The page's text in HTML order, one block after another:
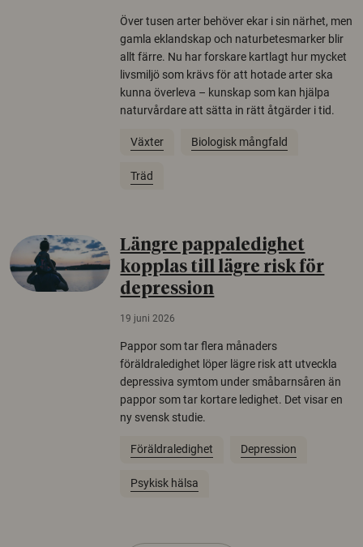
Över tusen arter behöver ekar i sin närhet, men
gamla eklandskap och naturbetesmarker blir
allt färre. Nu har forskare kartlagt hur mycket
livsmiljö som krävs för att hotade arter ska
kunna överleva – kunskap som kan hjälpa
naturvårdare att sätta in rätt åtgärder i tid.
Växter Biologisk mångfald
Träd
Längre pappaledighet
kopplas till lägre risk för
depression
19 juni 2026
Pappor som tar flera månaders
föräldraledighet löper lägre risk att utveckla
depressiva symtom under småbarnsåren än
pappor som tar kortare ledighet. Det visar en
ny svensk studie.
Föräldraledighet Depression
Psykisk hälsa